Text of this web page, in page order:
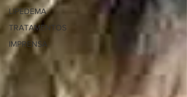
LIPEDEMA
TRATAMENTOS
IMPRENSA